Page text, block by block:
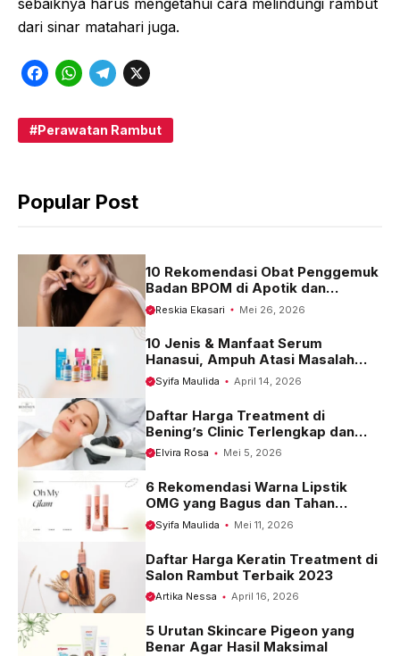
sebaiknya harus mengetahui cara melindungi rambut
dari sinar matahari juga.
F
c
o
W
a
A
p
T
l
r
m
X
Perawatan Rambut
Popular Post
10 Rekomendasi Obat Penggemuk
Badan BPOM di Apotik dan
Harganya
Reskia Ekasari Mei 26, 2026
10 Jenis & Manfaat Serum
Hanasui, Ampuh Atasi Masalah
Kulit
Syifa Maulida April 14, 2026
Daftar Harga Treatment di
Bening’s Clinic Terlengkap dan
Terbaru 2023
Elvira Rosa Mei 5, 2026
6 Rekomendasi Warna Lipstik
OMG yang Bagus dan Tahan
Seharian
Syifa Maulida Mei 11, 2026
Daftar Harga Keratin Treatment di
Salon Rambut Terbaik 2023
Artika Nessa April 16, 2026
5 Urutan Skincare Pigeon yang
Benar Agar Hasil Maksimal